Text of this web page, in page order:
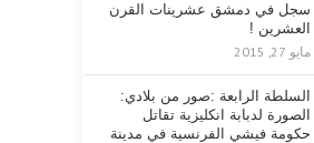
سجل في دمشق عشرينات القرن
العشرين !
مايو 27, 2015
السلطة الرابعة :صور من بلادي:
الصورة لدبابة انكليزية تقاتل
حكومة فيشي الفرنسية في مدينة